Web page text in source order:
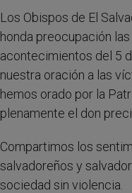
Los Obispos de El
honda preocupación
acontecimientos del 5
nuestra oración a las
hemos orado por la
plenamente el don
Compartimos los
salvadoreños y
sociedad sin violencia.